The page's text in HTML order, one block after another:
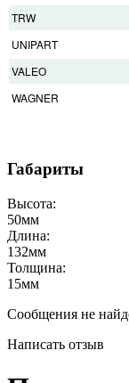
TRW
UNIPART
VALEO
WAGNER
Габариты
Высота:
50мм
Длина:
132мм
Толщина:
15мм
Сообщения не
Написать отзыв